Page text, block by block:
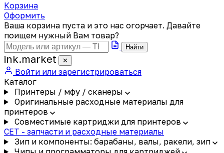
Корзина
Оформить
Ваша корзина пуста и это нас огорчает. Давайте
поищем нужный Вам товар?
Найти
ink.market ✕
Войти или зарегистрироваться
Каталог
Принтеры / мфу / сканеры
Оригинальные расходные материалы для
принтеров
Совместимые картриджи для принтеров
CET - запчасти и расходные материалы
Зип и компоненты: барабаны, валы, ракели, зип